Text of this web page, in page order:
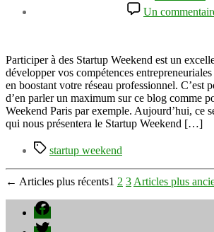
de
l’article
Un
Participer à des Startup Weekend est un
développer vos compétences
en boostant votre réseau professionnel. C’est
d’en parler un maximum sur ce blog comme
Weekend Paris par exemple. Aujourd’hui, ce
qui nous présentera le Startup Weekend […]
Étiquettes
startup weekend
Pagination
des
publications
← Articles plus récents1 2 3 Articles plus
Facebook
Twitter